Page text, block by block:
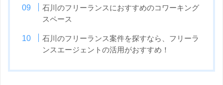
石川のフリーランスにおすすめのコワーキング
スペース
石川のフリーランス案件を探すなら、フリーラ
ンスエージェントの活用がおすすめ！